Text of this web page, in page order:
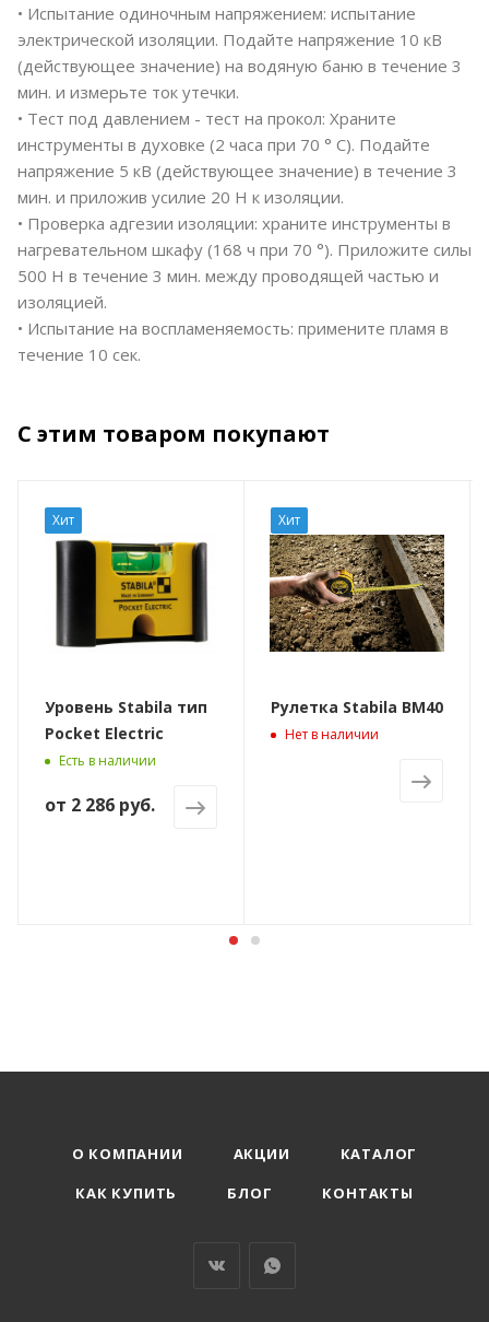
• Испытание одиночным напряжением: испытание
электрической изоляции. Подайте напряжение 10 кВ
(действующее значение) на водяную баню в течение 3
мин. и измерьте ток утечки.
• Тест под давлением - тест на прокол: Храните
инструменты в духовке (2 часа при 70 ° C). Подайте
напряжение 5 кВ (действующее значение) в течение 3
мин. и приложив усилие 20 Н к изоляции.
• Проверка адгезии изоляции: храните инструменты в
нагревательном шкафу (168 ч при 70 °). Приложите силы
500 Н в течение 3 мин. между проводящей частью и
изоляцией.
• Испытание на воспламеняемость: примените пламя в
течение 10 сек.
С этим товаром покупают
Хит
Уровень Stabila тип
Pocket Electric
Есть в наличии
от 2 286 руб.
Хит
Рулетка Stabila BM40
Нет в наличии
О КОМПАНИИ АКЦИИ
КАТАЛОГ
КАК КУПИТЬ
БЛОГ КОНТАКТЫ